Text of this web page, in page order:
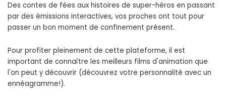
Des contes de fées aux histoires de super-héros en passant
par des émissions interactives, vos proches ont tout pour
passer un bon moment de confinement présent.
Pour profiter pleinement de cette plateforme, il est
important de connaître les meilleurs films d'animation que
l'on peut y découvrir (découvrez votre personnalité avec un
ennéagramme!).